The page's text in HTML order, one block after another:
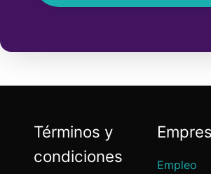
Términos y
condiciones
Empleo